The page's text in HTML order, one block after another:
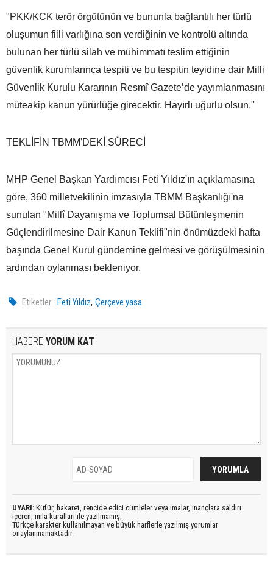
"PKK/KCK terör örgütünün ve bununla bağlantılı her türlü
oluşumun fiili varlığına son verdiğinin ve kontrolü altında
bulunan her türlü silah ve mühimmatı teslim ettiğinin
güvenlik kurumlarınca tespiti ve bu tespitin teyidine dair Milli
Güvenlik Kurulu Kararının Resmî Gazete’de yayımlanmasını
müteakip kanun yürürlüğe girecektir. Hayırlı uğurlu olsun."
TEKLİFİN TBMM'DEKİ SÜRECİ
MHP Genel Başkan Yardımcısı Feti Yıldız'ın açıklamasına
göre, 360 milletvekilinin imzasıyla TBMM Başkanlığı'na
sunulan "Millî Dayanışma ve Toplumsal Bütünleşmenin
Güçlendirilmesine Dair Kanun Teklifi"nin önümüzdeki hafta
başında Genel Kurul gündemine gelmesi ve görüşülmesinin
ardından oylanması bekleniyor.
Etiketler : Feti Yıldız,Çerçeve yasa
HABERE YORUM KAT
UYARI: Küfür, hakaret, rencide edici cümleler veya imalar, inançlara saldırı
içeren, imla kuralları ile yazılmamış,
Türkçe karakter kullanılmayan ve büyük harflerle yazılmış yorumlar
onaylanmamaktadır.